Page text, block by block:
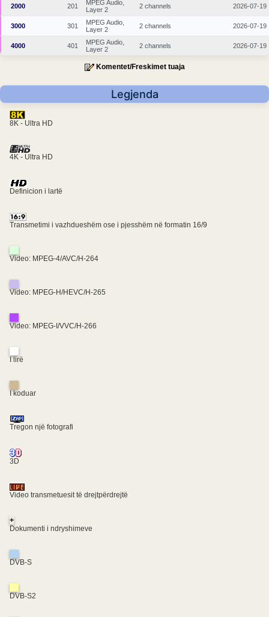
2000 201
MPEG Audio,
Layer 2
2 channels 2026-07-19
3000 301
MPEG Audio,
Layer 2
2 channels 2026-07-19
4000 401
MPEG Audio,
Layer 2
2 channels 2026-07-19
Komentet/Freskimet tuaja
Legjenda
8K - Ultra HD
4K - Ultra HD
Definicion i lartë
Transmetimi i vazhdueshëm ose i pjesshëm në formatin 16/9
Video: MPEG-4/AVC/H-264
Video: MPEG-H/HEVC/H-265
Video: MPEG-I/VVC/H-266
I lirë
I koduar
Tregon një fotografi
3D
Video transmetuesit të drejtpërdrejtë
+
Dokumenti i ndryshimeve
DVB-S
DVB-S2